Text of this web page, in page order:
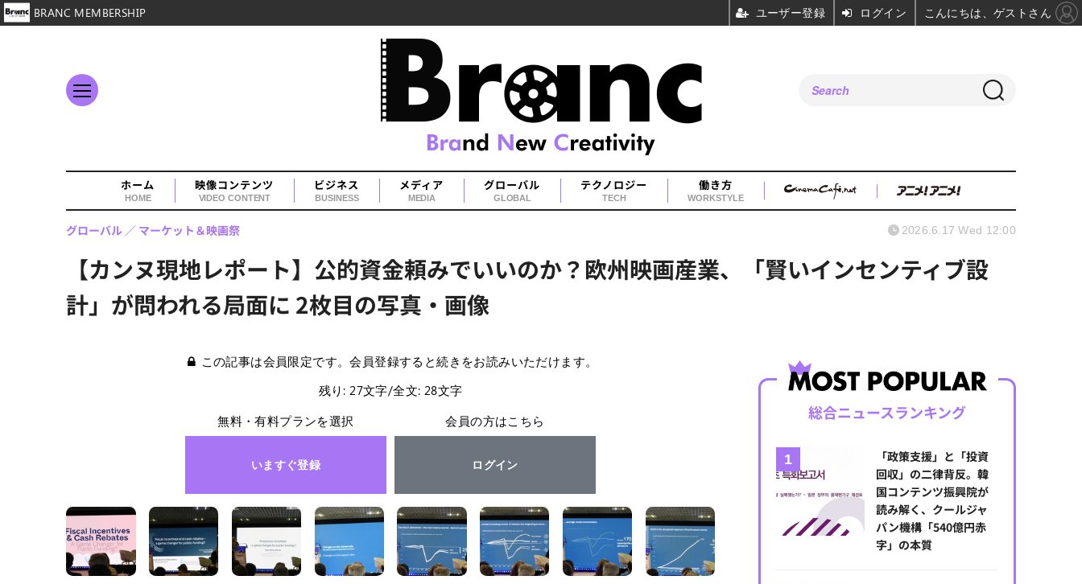
ホーム
HOME
映像コンテンツ
VIDEO CONTENT
ビジネス
BUSINESS
メディア
MEDIA
グローバル
GLOBAL
テクノロジー
TECH
働き方
WORKSTYLE
【カンヌ現地レポート】公的資金頼みでいいのか？欧州映画産業、「賢いインセンティブ設
計」が問われる局面に 2枚目の写真・画像
グローバル マーケット＆映画祭 2026.6.17 Wed 12:00
この記事は会員限定です。会員登録すると続きをお読みいただけます。
残り: 27文字/全文: 28文字
無料・有料プランを選択
いますぐ登録
会員の方はこちら
ログイン
総合ニュースランキング
「政策支援」と「投資
回収」の二律背反。韓
国コンテンツ振興院が
読み解く、クールジャ
パン機構「540億円赤
字」の本質
BRANC MEMBERSHIP ユーザー登録 ログイン こんにちは、ゲストさん